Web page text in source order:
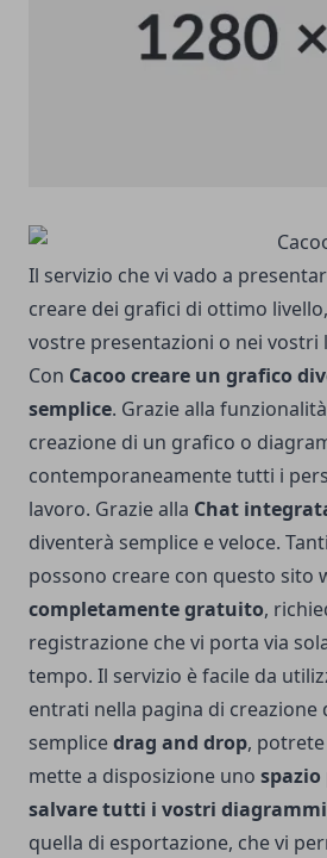
Il servizio che vi vado a
creare dei grafici di ottimo
vostre presentazioni o nei vostri
Con Cacoo creare un grafico
semplice. Grazie alla
creazione di un grafico o
contemporaneamente tutti i
lavoro. Grazie alla Chat
diventerà semplice e veloce.
possono creare con questo sito
completamente gratuito,
registrazione che vi porta via
tempo. Il servizio è facile da
entrati nella pagina di creazione
semplicedrag and drop,
mette a disposizione uno
salvare tutti i vostri diagrammi
quella di esportazione, che vi